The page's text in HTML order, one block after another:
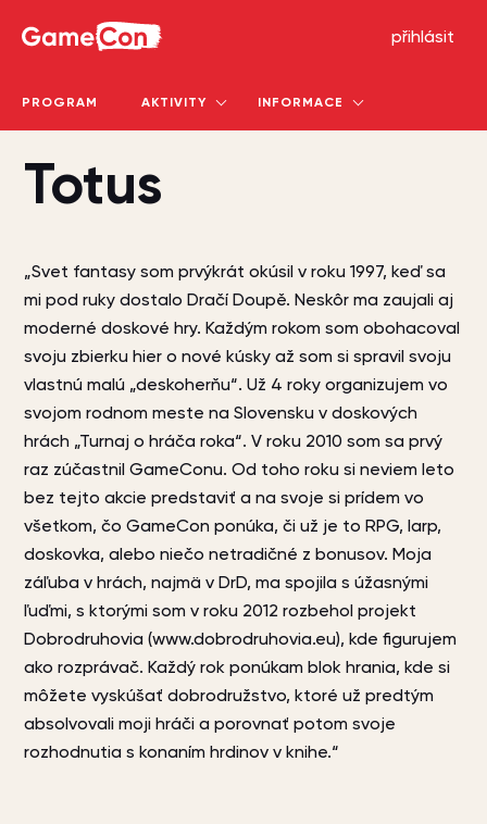
přihlásit
PROGRAM AKTIVITY INFORMACE
Totus
„Svet fantasy som prvýkrát okúsil v roku 1997, keď sa
mi pod ruky dostalo Dračí Doupě. Neskôr ma zaujali aj
moderné doskové hry. Každým rokom som obohacoval
svoju zbierku hier o nové kúsky až som si spravil svoju
vlastnú malú „deskoherňu“. Už 4 roky organizujem vo
svojom rodnom meste na Slovensku v doskových
hrách „Turnaj o hráča roka“. V roku 2010 som sa prvý
raz zúčastnil GameConu. Od toho roku si neviem leto
bez tejto akcie predstaviť a na svoje si prídem vo
všetkom, čo GameCon ponúka, či už je to RPG, larp,
doskovka, alebo niečo netradičné z bonusov. Moja
záľuba v hrách, najmä v DrD, ma spojila s úžasnými
ľuďmi, s ktorými som v roku 2012 rozbehol projekt
Dobrodruhovia (www.dobrodruhovia.eu), kde figurujem
ako rozprávač. Každý rok ponúkam blok hrania, kde si
môžete vyskúšať dobrodružstvo, ktoré už predtým
absolvovali moji hráči a porovnať potom svoje
rozhodnutia s konaním hrdinov v knihe.“